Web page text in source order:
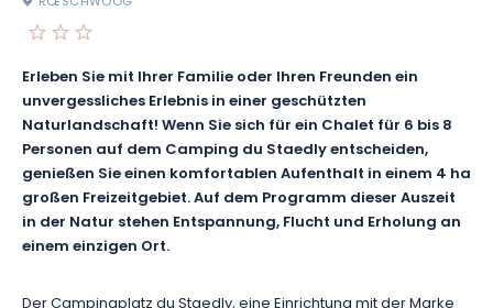
Erleben Sie mit Ihrer Familie oder Ihren Freunden ein
unvergessliches Erlebnis in einer geschützten
Naturlandschaft! Wenn Sie sich für ein Chalet für 6 bis 8
Personen auf dem Camping du Staedly entscheiden,
genießen Sie einen komfortablen Aufenthalt in einem 4 ha
großen Freizeitgebiet. Auf dem Programm dieser Auszeit
in der Natur stehen Entspannung, Flucht und Erholung an
einem einzigen Ort.